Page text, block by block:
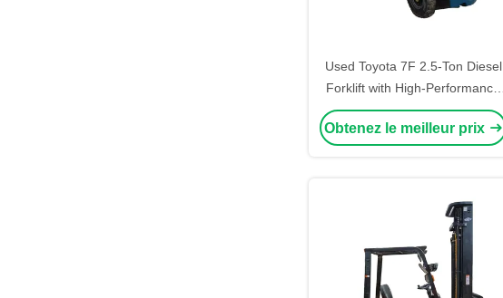
Used Toyota 7F 2.5-Ton Diesel
Forklift with High-Performance
Engine and Sturdy Metal Build
for Smooth Factory and Port
Obtenez le meilleur prix